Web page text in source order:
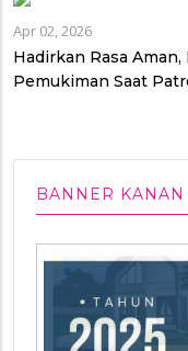
Apr 02, 2026
Hadirkan Rasa
Pemukiman Saat
BANNER KANAN